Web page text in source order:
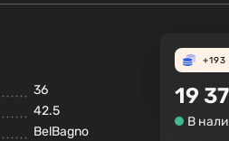
36
42.5
BelBagno
+193
19
В